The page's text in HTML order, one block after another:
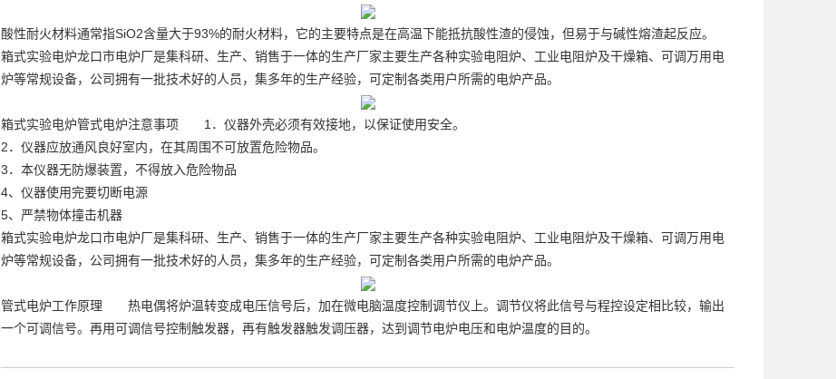
酸性耐火材料通常指SiO2含量大于93%的耐火材料，它的主要特点是在高温下能抵抗酸性渣的侵蚀，但易于与碱性熔渣起反应。
箱式实验电炉龙口市电炉厂是集科研、生产、销售于一体的生产厂家主要生产各种实验电阻炉、工业电阻炉及干燥箱、可调万用电
炉等常规设备，公司拥有一批技术好的人员，集多年的生产经验，可定制各类用户所需的电炉产品。
箱式实验电炉管式电炉注意事项 1．仪器外壳必须有效接地，以保证使用安全。
2．仪器应放通风良好室内，在其周围不可放置危险物品。
3．本仪器无防爆装置，不得放入危险物品
4、仪器使用完要切断电源
5、严禁物体撞击机器
箱式实验电炉龙口市电炉厂是集科研、生产、销售于一体的生产厂家主要生产各种实验电阻炉、工业电阻炉及干燥箱、可调万用电
炉等常规设备，公司拥有一批技术好的人员，集多年的生产经验，可定制各类用户所需的电炉产品。
管式电炉工作原理 热电偶将炉温转变成电压信号后，加在微电脑温度控制调节仪上。调节仪将此信号与程控设定相比较，输出
一个可调信号。再用可调信号控制触发器，再有触发器触发调压器，达到调节电炉电压和电炉温度的目的。